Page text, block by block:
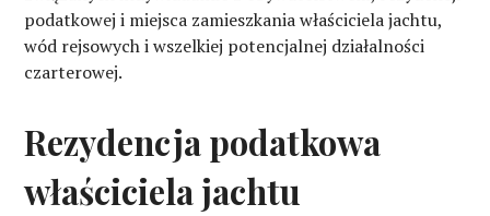
podatkowej i miejsca zamieszkania właściciela jachtu,
wód rejsowych i wszelkiej potencjalnej działalności
czarterowej.
Rezydencja podatkowa
właściciela jachtu